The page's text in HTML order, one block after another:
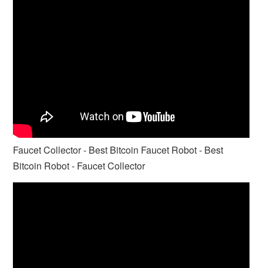
Faucet Collector - Best Bitcoin Faucet Robot - Best
Bitcoin Robot - Faucet Collector